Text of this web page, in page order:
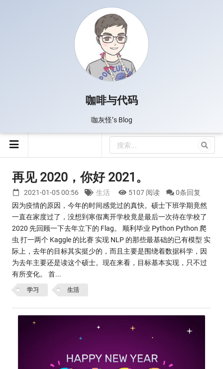
咖啡与代码
咖灰怪’s Blog
再见 2020，你好 2021。
2021-01-05 00:56 生活 5107 阅读
0条回复
因为疫情的原因，今年的时间感觉过的真快。硕士下班学期竟然
一直在家度过了，没想到寒假离开学校竟是最后一次待在学校了
2020 先回顾一下去年立下的 Flag。 顺利毕业 Python Python 爬
虫 打一两个 Kaggle 的比赛 实现 NLP 的那些最基础的已有模型 实
际上，去年的目标其实挺少的，而且主要是围绕着数据科学，因
为去年主要还是读这个硕士。现在来看，目标基本实现，只不过
有所变化。 首...
学习 生活